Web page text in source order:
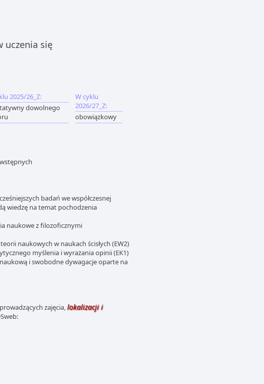
uczenia się
2025/26_Z:
dowolnego
W cyklu
2026/27_Z:
obowiązkowy
badań we współczesnej
wiedzę na temat pochodzenia
naukowe z filozoficznymi
naukowych w naukach ścisłych (EW2)
myślenia i wyrażania opinii (EK1)
i swobodne dywagacje oparte na
zajęcia,lokalizacji i